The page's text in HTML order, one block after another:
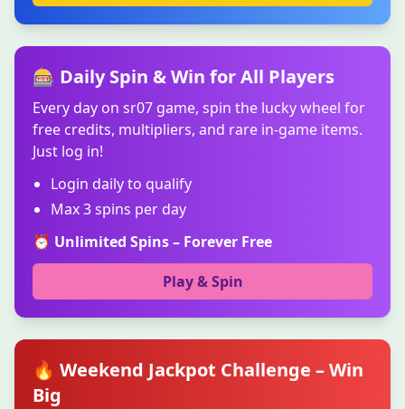
🎰 Daily Spin & Win for All Players
Every day on sr07 game, spin the lucky wheel for
free credits, multipliers, and rare in-game items.
Just log in!
Login daily to qualify
Max 3 spins per day
⏰ Unlimited Spins – Forever Free
Play & Spin
🔥 Weekend Jackpot Challenge – Win
Big